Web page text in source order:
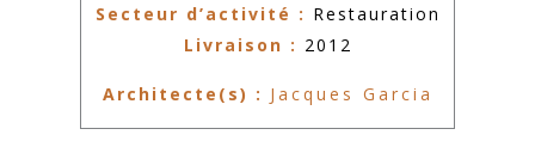
Secteur d’activité : Restauration
Livraison : 2012
Architecte(s) : Jacques Garcia